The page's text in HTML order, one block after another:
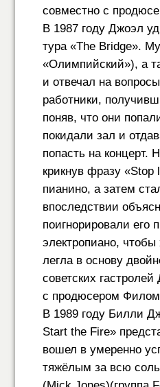
совместно с
В 1987 году Джоэл
тура «The Bridge».
«Олимпийский»), а
и отвечал на
работники,
поняв, что они
покидали зал и
попасть на концерт.
крикнув фразу «Stop
пианино, а затем
впоследствии
поигнорировали его
электропиано,
легла в основу
советских
с продюсером
В 1989 году Билли
Start the Fire»
вошел в умеренно
тяжёлым за всю